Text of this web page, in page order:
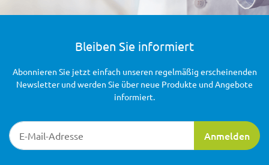
Bleiben Sie informiert
Newsletter-Registrierung
Anmelden
Abonnieren Sie jetzt einfach unseren regelmäßig erscheinenden
Newsletter und werden Sie über neue Produkte und Angebote
informiert.